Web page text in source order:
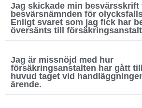
Jag skickade min besvärsskrift
besvärsnämnden för
Enligt svaret som jag fick har
översänts till
Jag är missnöjd med hur
försäkringsanstalten har gått
huvud taget vid
ärende.